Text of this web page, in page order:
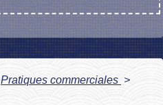
Pratiques commerciales >